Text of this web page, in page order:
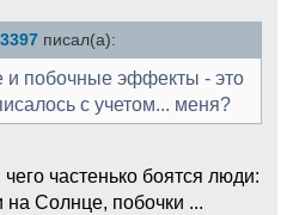
писал(а):
побочные эффекты - это
с учетом... меня?
частенько боятся люди:
Солнце, побочки ...